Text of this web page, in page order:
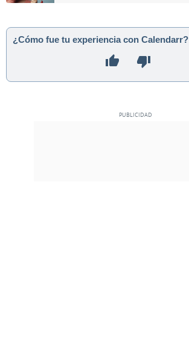
¿Cómo fue tu experiencia con Calendarr?